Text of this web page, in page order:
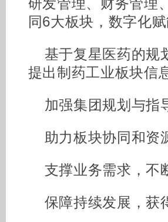
研发管理、财务管理
同6大板块，数字化
基于复星医药的规
提出制药工业板块信
加强集团规划与指
助力板块协同和资
支撑业务需求，不
保障持续发展，获